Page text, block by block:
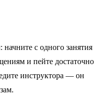
с одного занятия
и пейте достаточно
инструктора — он